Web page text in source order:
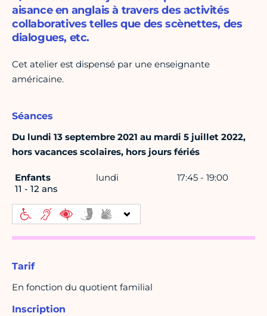
aisance en anglais à travers des activités
collaboratives telles que des scènettes, des
dialogues, etc.
Cet atelier est dispensé par une enseignante
américaine.
Séances
Du lundi 13 septembre 2021 au mardi 5 juillet 2022,
hors vacances scolaires, hors jours fériés
Enfants
11 - 12 ans
lundi 17:45 - 19:00
Tarif
En fonction du quotient familial
Inscription